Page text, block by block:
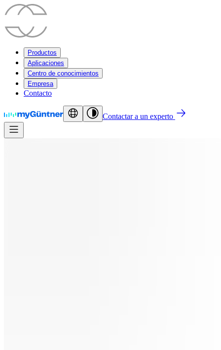
Productos
Aplicaciones
Centro de conocimientos
Empresa
Contacto
Contactar a un experto